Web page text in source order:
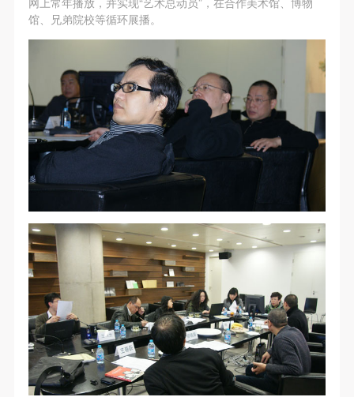
馆、兄弟院校等循环展播。
附则
（1）、本协议未尽事宜，经双方友好协商后可作为
本协议的补充协议，并不得违反相关法律法规规定。
（2）、本协议自甲乙双方签字（盖章）、勾选之日
起生效。
（3）、本协议包括纸质档和电子档，纸质档—式二
份，甲乙双方各执一份，均具有同等法律效力。
活动参与者意味着接受并承担本协议的全部义务，未
同意者意味着放弃参加此次活动的权利。凡参加这次
活动前，必须事先与自己的家属沟通，取得家属同
意，同时知晓并同意本免责声明。参加者签名/勾选
后，视作其家属也已知晓并同意。
我已认真阅读上述条款，并且同意。
附则
（1）、本协议未尽事宜，经双方友好协商后可作为
本协议的补充协议，并不得违反相关法律法规规定。
（2）、本协议自甲乙双方签字（盖章）、勾选之日
起生效。
（3）、本协议包括纸质档和电子档，纸质档—式二
份，甲乙双方各执一份，均具有同等法律效力。
活动参与者意味着接受并承担本协议的全部义务，未
同意者意味着放弃参加此次活动的权利。凡参加这次
活动前，必须事先与自己的家属沟通，取得家属同
意，同时知晓并同意本免责声明。参加者签名/勾选
后，视作其家属也已知晓并同意。
我已认真阅读上述条款，并且同意。
附则
（1）、本协议未尽事宜，经双方友好协商后可作为
本协议的补充协议，并不得违反相关法律法规规定。
（2）、本协议自甲乙双方签字（盖章）、勾选之日
起生效。
（3）、本协议包括纸质档和电子档，纸质档—式二
份，甲乙双方各执一份，均具有同等法律效力。
活动参与者意味着接受并承担本协议的全部义务，未
同意者意味着放弃参加此次活动的权利。凡参加这次
活动前，必须事先与自己的家属沟通，取得家属同
意，同时知晓并同意本免责声明。参加者签名/勾选
后，视作其家属也已知晓并同意。
我已认真阅读上述条款，并且同意。